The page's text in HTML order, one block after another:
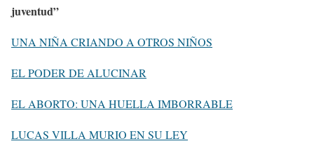
juventud”
UNA NIÑA CRIANDO A OTROS NIÑOS
EL PODER DE ALUCINAR
EL ABORTO: UNA HUELLA IMBORRABLE
LUCAS VILLA MURIO EN SU LEY